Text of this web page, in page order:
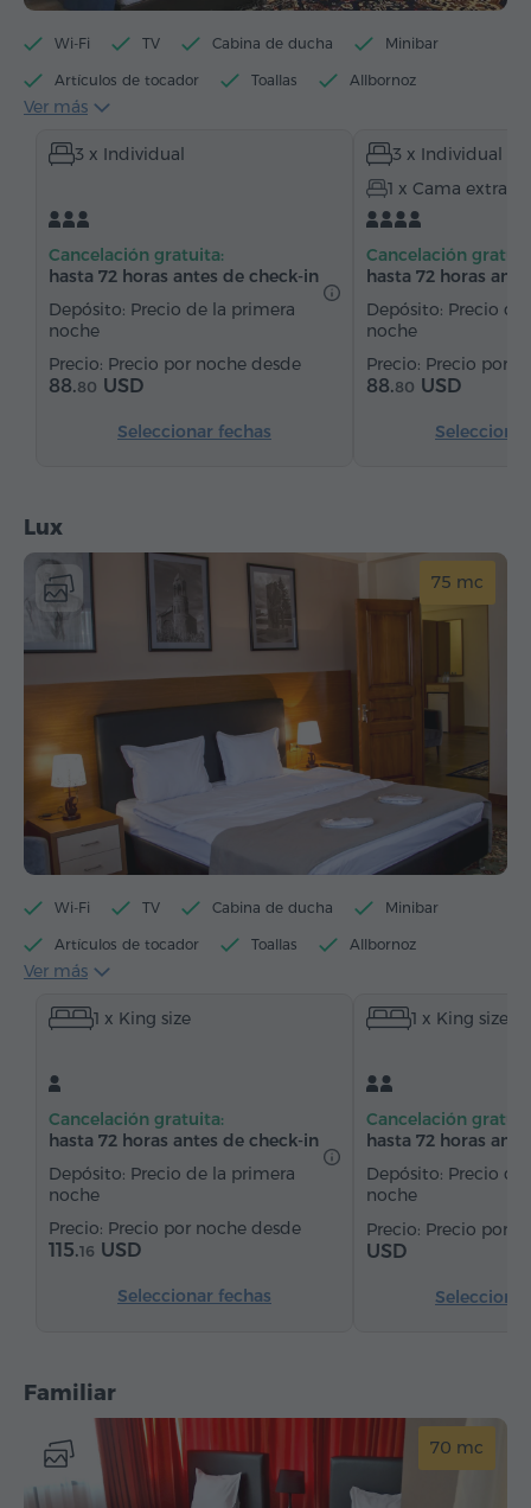
Wi-Fi TV Cabina de ducha Minibar
Artículos de tocador Toallas Allbornoz
Pantuflas
Armario/Guardarropa Sofá
Teléfono
Servicio despertador Canales de satélite
Alfombrado Suelos de parquet
Agua embotellada
Ver más
3 x Individual
Cancelación gratuita:
hasta 72 horas antes de check-in
Depósito: Precio de la primera
noche
Precio por noche desde
88.80 USD
Seleccionar fechas
3 x Individual
1 x Cama extra
Cancelación
hasta 72 horas
Depósito: Precio
noche
Precio por
88.80 USD
Lux
75 mc
Wi-Fi TV Cabina de ducha Minibar
Artículos de tocador Toallas Allbornoz
Pantuflas
Armario/Guardarropa Sala de estar
Caja de caudales Servicio despertador
Canales de satélite Agua embotellada
Ver más
1 x King size
Cancelación gratuita:
hasta 72 horas antes de check-in
Depósito: Precio de la primera
noche
Precio por noche desde
115.16 USD
Seleccionar fechas
1 x King size
Cancelación
hasta 72 horas
Depósito: Precio
noche
Precio por
USD
Familiar
70 mc